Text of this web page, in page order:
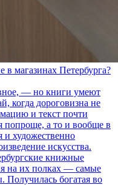
магазинах Петербурга?
— но книги умеют
когда дороговизна не
и текст почти
попроще, а то и вообще в
и художественно
искусства.
книжные
на их полках — самые
Получилась богатая во